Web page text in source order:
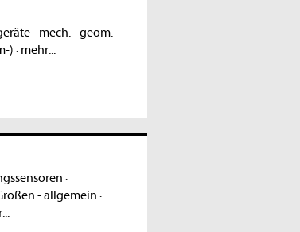
- mech. - geom.
) · mehr...
·
- allgemein ·